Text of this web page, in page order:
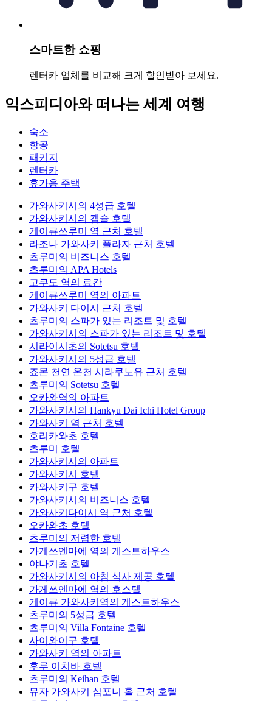
스마트한 쇼핑
렌터카 업체를 비교해 크게 할인받아 보세요.
익스피디아와 떠나는 세계 여행
숙소
항공
패키지
렌터카
휴가용 주택
가와사키시의 4성급 호텔
가와사키시의 캡슐 호텔
게이큐쓰루미 역 근처 호텔
라조나 가와사키 플라자 근처 호텔
츠루미의 비즈니스 호텔
츠루미의 APA Hotels
고쿠도 역의 료칸
게이큐쓰루미 역의 아파트
가와사키 다이시 근처 호텔
츠루미의 스파가 있는 리조트 및 호텔
가와사키시의 스파가 있는 리조트 및 호텔
시라이시초의 Sotetsu 호텔
가와사키시의 5성급 호텔
죠몬 천연 온천 시라쿠노유 근처 호텔
츠루미의 Sotetsu 호텔
오카와역의 아파트
가와사키시의 Hankyu Dai Ichi Hotel Group
가와사키 역 근처 호텔
호리카와초 호텔
츠루미 호텔
가와사키시의 아파트
가와사키시 호텔
카와사키구 호텔
가와사키시의 비즈니스 호텔
가와사키다이시 역 근처 호텔
오카와초 호텔
츠루미의 저렴한 호텔
가게쓰엔마에 역의 게스트하우스
야나기초 호텔
가와사키시의 아침 식사 제공 호텔
가게쓰엔마에 역의 호스텔
게이큐 가와사키역의 게스트하우스
츠루미의 5성급 호텔
츠루미의 Villa Fontaine 호텔
사이와이구 호텔
가와사키 역의 아파트
후루 이치바 호텔
츠루미의 Keihan 호텔
뮤자 가와사키 심포니 홀 근처 호텔